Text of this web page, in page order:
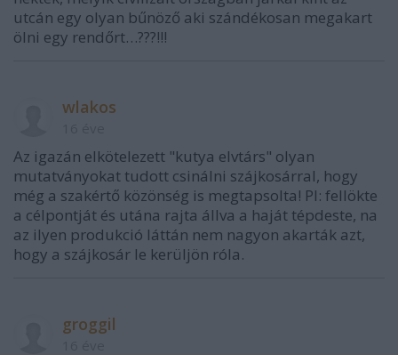
utcán egy olyan bűnöző aki szándékosan megakart
ölni egy rendőrt…???!!!
wlakos
Az igazán elkötelezett "kutya elvtárs" olyan
mutatványokat tudott csinálni szájkosárral, hogy
még a szakértő közönség is megtapsolta! Pl: fellökte
a célpontját és utána rajta állva a haját tépdeste, na
az ilyen produkció láttán nem nagyon akarták azt,
hogy a szájkosár le kerüljön róla.
groggil